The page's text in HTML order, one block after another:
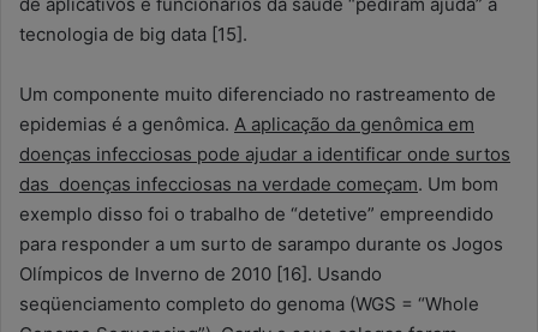
tecnologia de big data [15].
Um componente muito diferenciado no rastreamento de
epidemias é a genômica. A aplicação da genômica em
doenças infecciosas pode ajudar a identificar onde surtos
das doenças infecciosas na verdade começam. Um bom
exemplo disso foi o trabalho de “detetive” empreendido
para responder a um surto de sarampo durante os Jogos
Olímpicos de Inverno de 2010 [16]. Usando
seqüenciamento completo do genoma (WGS = “Whole